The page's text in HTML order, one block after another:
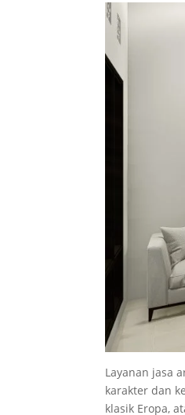
Layanan jasa
karakter dan
klasik Eropa,